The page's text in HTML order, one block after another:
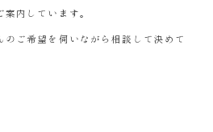
内しています。
のご希望を伺いながら相談して決めて